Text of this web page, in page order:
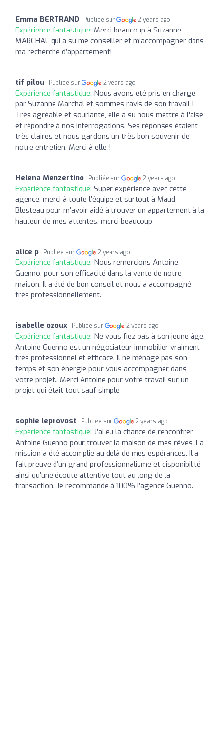
Emma BERTRAND Publiée sur 2 years ago
Expérience fantastique: Merci beaucoup à Suzanne
MARCHAL qui a su me conseiller et m’accompagner dans
ma recherche d’appartement!
tif pilou Publiée sur 2 years ago
Expérience fantastique: Nous avons été pris en charge
par Suzanne Marchal et sommes ravis de son travail !
Très agréable et souriante, elle a su nous mettre à l'aise
et répondre à nos interrogations. Ses réponses étaient
très claires et nous gardons un très bon souvenir de
notre entretien. Merci à elle !
Helena Menzertino Publiée sur 2 years ago
Expérience fantastique: Super expérience avec cette
agence, merci à toute l’équipe et surtout à Maud
Blesteau pour m’avoir aidé à trouver un appartement à la
hauteur de mes attentes, merci beaucoup
alice p Publiée sur 2 years ago
Expérience fantastique: Nous remercions Antoine
Guenno, pour son efficacité dans la vente de notre
maison. Il a été de bon conseil et nous a accompagné
très professionnellement.
isabelle ozoux Publiée sur 2 years ago
Expérience fantastique: Ne vous fiez pas à son jeune âge.
Antoine Guenno est un négociateur immobilier vraiment
très professionnel et efficace. Il ne ménage pas son
temps et son énergie pour vous accompagner dans
votre projet.. Merci Antoine pour votre travail sur un
projet qui était tout sauf simple
sophie leprovost Publiée sur 2 years ago
Expérience fantastique: J’ai eu la chance de rencontrer
Antoine Guenno pour trouver la maison de mes rêves. La
mission a été accomplie au delà de mes espérances. Il a
fait preuve d’un grand professionnalisme et disponibilité
ainsi qu’une écoute attentive tout au long de la
transaction. Je recommande à 100% l’agence Guenno.